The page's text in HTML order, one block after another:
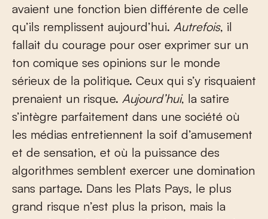
avaient une fonction bien différente de celle
qu’ils remplissent aujourd’hui. Autrefois, il
fallait du courage pour oser exprimer sur un
ton comique ses opinions sur le monde
sérieux de la politique. Ceux qui s’y risquaient
prenaient un risque. Aujourd’hui, la satire
s’intègre parfaitement dans une société où
les médias entretiennent la soif d’amusement
et de sensation, et où la puissance des
algorithmes semblent exercer une domination
sans partage. Dans les Plats Pays, le plus
grand risque n’est plus la prison, mais la